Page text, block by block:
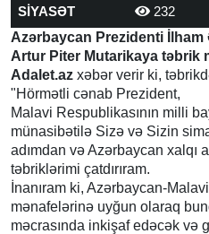
SİYASƏT 232
Azərbaycan Prezidenti İlham
Artur Piter Mutarikaya təbrik
Adalet.az xəbər verir ki,
"Hörmətli cənab Prezident,
Malavi Respublikasının milli
münasibətilə Sizə və Sizin
adımdan və Azərbaycan xalqı
təbriklərimi çatdırıram.
İnanıram ki, Azərbaycan-
mənafelərinə uyğun olaraq
məcrasında inkişaf edəcək və